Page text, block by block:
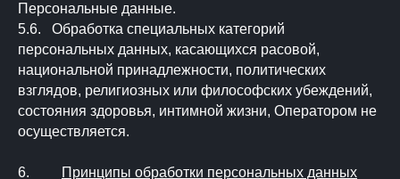
Персональные данные.
5.6. Обработка специальных категорий
персональных данных, касающихся расовой,
национальной принадлежности, политических
взглядов, религиозных или философских убеждений,
состояния здоровья, интимной жизни, Оператором не
осуществляется.
6.
Принципы обработки персональных данных